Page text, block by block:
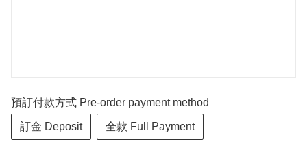
預訂付款方式 Pre-order payment method
訂金 Deposit 全款 Full Payment